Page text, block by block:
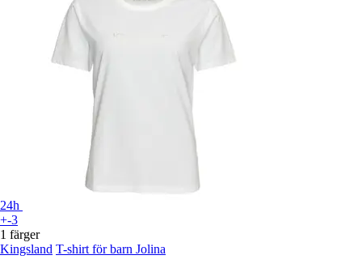
24h
+-3
1 färger
Kingsland T-shirt för barn Jolina